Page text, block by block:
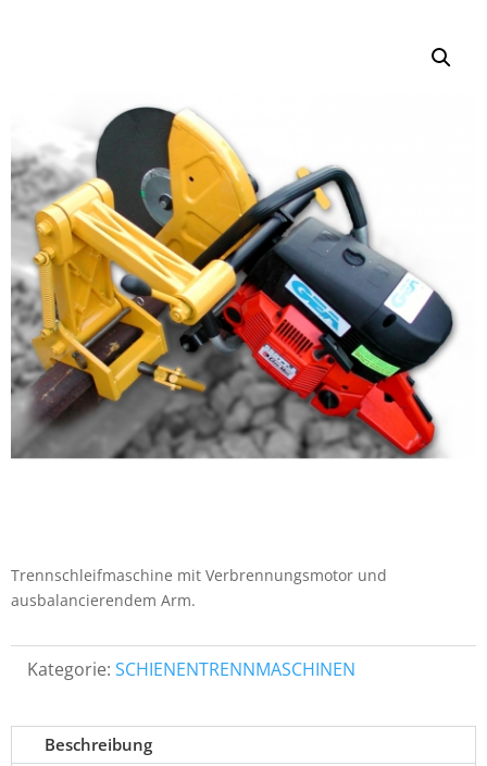
Trennschleifmaschine mit Verbrennungsmotor und
ausbalancierendem Arm.
Kategorie: SCHIENENTRENNMASCHINEN
Beschreibung